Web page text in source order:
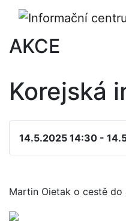
AKCE
Korejská
14.5.2025 14:30 -
Martin Oietak o cestě do